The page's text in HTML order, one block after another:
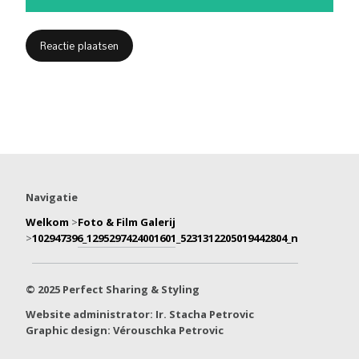
Navigatie
Welkom >Foto & Film Galerij
>102947396_1295297424001601_5231312205019442804_n
© 2025 Perfect Sharing & Styling
Website administrator: Ir. Stacha Petrovic
Graphic design: Vérouschka Petrovic